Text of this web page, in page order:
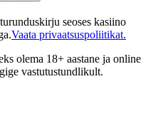
seoses kasiino
Vaata privaatsuspoliitikat.
olema 18+ aastane ja online
vastutustundlikult.